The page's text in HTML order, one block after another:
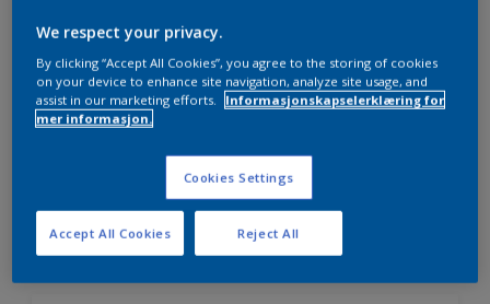
Veggmaling med god dekkevne
Utviklet av og for profesjonelle
malere
Sammenligne
We respect your privacy.
By clicking “Accept All Cookies”, you agree to the storing of cookies
on your device to enhance site navigation, analyze site usage, and
assist in our marketing efforts.
Informasjonskapselerklæring for
mer informasjon.
Cookies Settings
Reject All
Accept All Cookies